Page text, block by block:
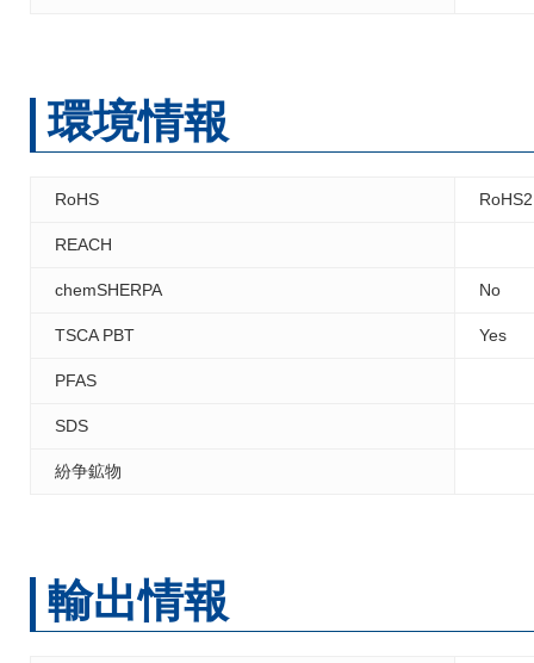
環境情報
RoHS
REACH
chemSHERPA No
TSCA PBT Yes
PFAS
SDS
紛争鉱物
輸出情報